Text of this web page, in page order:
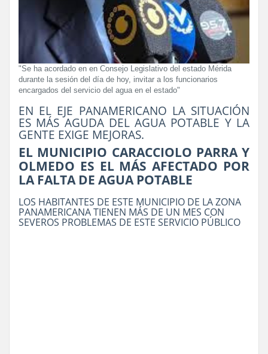
"Se ha acordado en en Consejo Legislativo del estado Mérida
durante la sesión del día de hoy, invitar a los funcionarios
encargados del servicio del agua en el estado"
EN EL EJE PANAMERICANO LA SITUACIÓN
ES MÁS AGUDA DEL AGUA POTABLE Y LA
GENTE EXIGE MEJORAS.
EL MUNICIPIO CARACCIOLO PARRA Y
OLMEDO ES EL MÁS AFECTADO POR
LA FALTA DE AGUA POTABLE
LOS HABITANTES DE ESTE MUNICIPIO DE LA ZONA
PANAMERICANA TIENEN MÁS DE UN MES CON
SEVEROS PROBLEMAS DE ESTE SERVICIO PÚBLICO